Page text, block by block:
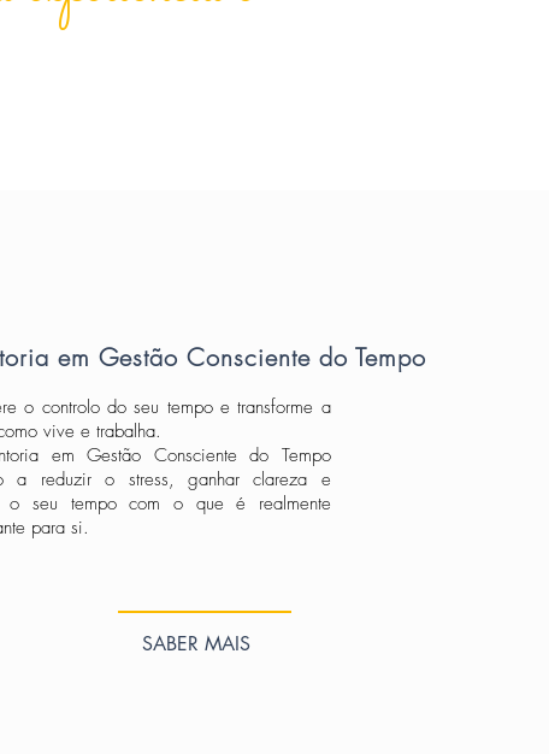
em Gestão Consciente do Tempo
o controlo do seu tempo e transforme a
vive e trabalha.
em Gestão Consciente do Tempo
a reduzir o stress, ganhar clareza e
o seu tempo com o que é realmente
para si.
SABER MAIS